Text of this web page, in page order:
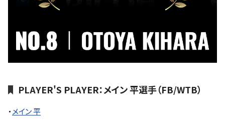
PLAYER'S PLAYER：メイン 平選手（FB/WTB）
・メイン 平